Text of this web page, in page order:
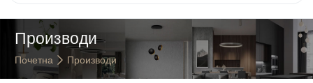
Производи
Почетна Производи